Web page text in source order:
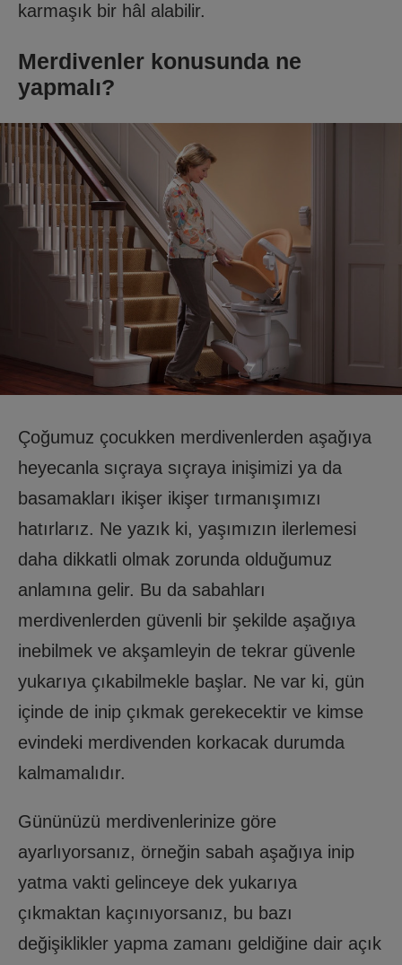
karmaşık bir hâl alabilir.
Merdivenler konusunda ne
yapmalı?
Çoğumuz çocukken merdivenlerden aşağıya
heyecanla sıçraya sıçraya inişimizi ya da
basamakları ikişer ikişer tırmanışımızı
hatırlarız. Ne yazık ki, yaşımızın ilerlemesi
daha dikkatli olmak zorunda olduğumuz
anlamına gelir. Bu da sabahları
merdivenlerden güvenli bir şekilde aşağıya
inebilmek ve akşamleyin de tekrar güvenle
yukarıya çıkabilmekle başlar. Ne var ki, gün
içinde de inip çıkmak gerekecektir ve kimse
evindeki merdivenden korkacak durumda
kalmamalıdır.
Gününüzü merdivenlerinize göre
ayarlıyorsanız, örneğin sabah aşağıya inip
yatma vakti gelinceye dek yukarıya
çıkmaktan kaçınıyorsanız, bu bazı
değişiklikler yapma zamanı geldiğine dair açık